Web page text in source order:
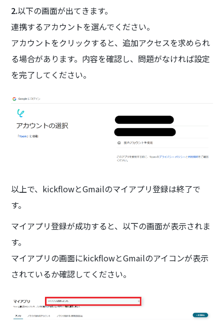
2.以下の画面が出てきます。
連携するアカウントを選んでください。
アカウントをクリックすると、追加アクセスを求められ
る場合があります。内容を確認し、問題がなければ設定
を完了してください。
以上で、kickflowとGmailのマイアプリ登録は終了で
す。
マイアプリ登録が成功すると、以下の画面が表示されま
す。
マイアプリの画面にkickflowとGmailのアイコンが表示
されているか確認してください。